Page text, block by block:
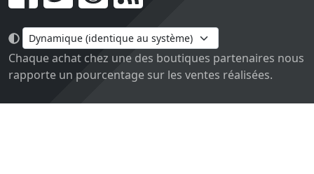
Go !
Chaque achat chez une des boutiques partenaires nous
rapporte un pourcentage sur les ventes réalisées.
Conçu et construit avec tout l'amour du monde par